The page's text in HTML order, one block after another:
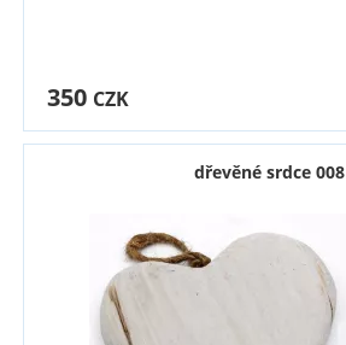
350 CZK
dřevěné srdce 008